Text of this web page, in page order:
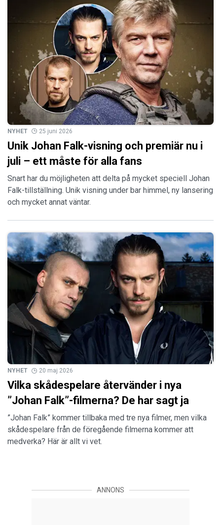
NYHET 25 juni 2026
Unik Johan Falk-visning och premiär nu i
juli – ett måste för alla fans
Snart har du möjligheten att delta på mycket speciell Johan
Falk-tillställning. Unik visning under bar himmel, ny lansering
och mycket annat väntar.
NYHET 20 maj 2026
Vilka skådespelare återvänder i nya
”Johan Falk”-filmerna? De har sagt ja
”Johan Falk” kommer tillbaka med tre nya filmer, men vilka
skådespelare från de föregående filmerna kommer att
medverka? Här är allt vi vet.
ANNONS